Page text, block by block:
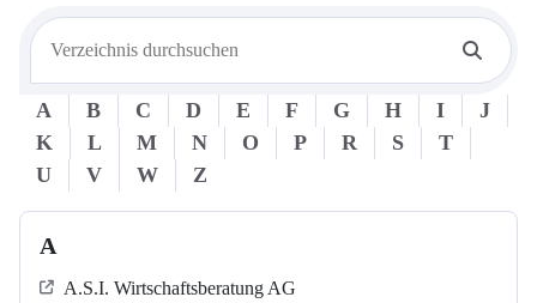
A B C D E F G H I
J
K
L M N O P R S
T
U
V W Z
A
A.S.I. Wirtschaftsberatung AG